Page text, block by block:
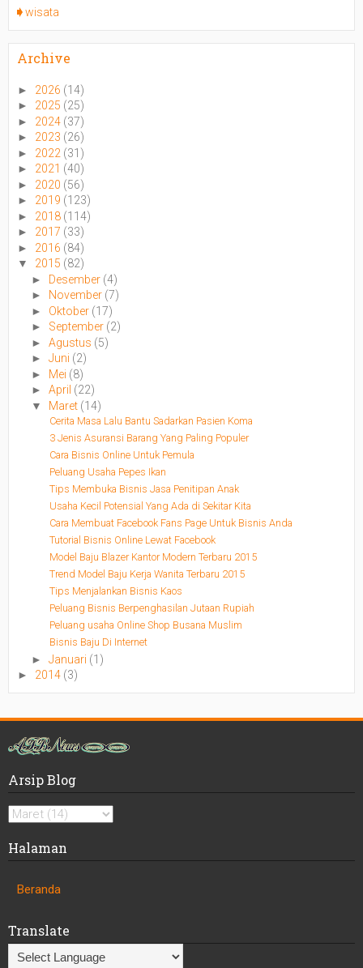
wisata
Archive
► 2026 (14)
► 2025 (25)
► 2024 (37)
► 2023 (26)
► 2022 (31)
► 2021 (40)
► 2020 (56)
► 2019 (123)
► 2018 (114)
► 2017 (33)
► 2016 (84)
▼ 2015 (82)
► Desember (4)
►
November (7)
► Oktober (17)
► September (2)
► Agustus (5)
► Juni (2)
► Mei (8)
► April (22)
▼ Maret (14)
Cerita Masa Lalu Bantu Sadarkan Pasien Koma
3 Jenis Asuransi Barang Yang Paling Populer
Cara Bisnis Online Untuk Pemula
Peluang Usaha Pepes Ikan
Tips Membuka Bisnis Jasa Penitipan Anak
Usaha Kecil Potensial Yang Ada di Sekitar Kita
Cara Membuat Facebook Fans Page Untuk Bisnis Anda
Tutorial Bisnis Online Lewat Facebook
Model Baju Blazer Kantor Modern Terbaru 2015
Trend Model Baju Kerja Wanita Terbaru 2015
Tips Menjalankan Bisnis Kaos
Peluang Bisnis Berpenghasilan Jutaan Rupiah
Peluang usaha Online Shop Busana Muslim
Bisnis Baju Di Internet
► Januari (1)
► 2014 (3)
Arsip Blog
Halaman
Beranda
Translate